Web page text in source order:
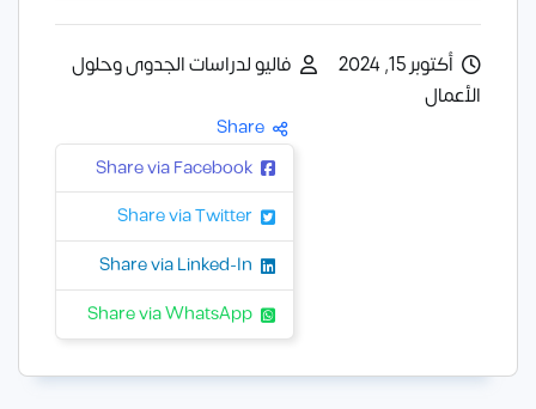
أكتوبر 15, 2024
فاليو لدراسات الجدوى وحلول
الأعمال
Share
Share via Facebook
Share via Twitter
Share via Linked-In
Share via WhatsApp